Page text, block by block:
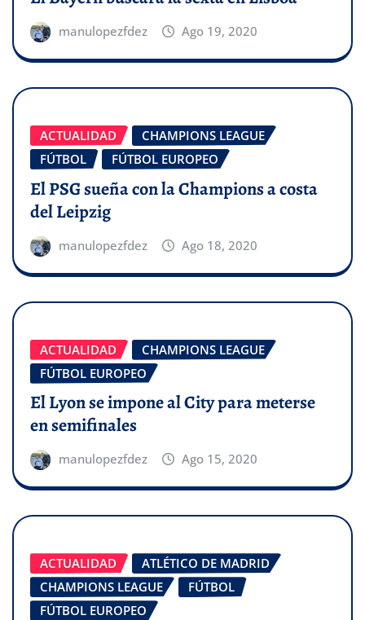
manulopezfdez Ago 19, 2020
ACTUALIDAD
CHAMPIONS LEAGUE
FÚTBOL
FÚTBOL EUROPEO
El PSG sueña con la Champions a costa
del Leipzig
manulopezfdez Ago 18, 2020
ACTUALIDAD
CHAMPIONS LEAGUE
FÚTBOL EUROPEO
El Lyon se impone al City para meterse
en semifinales
manulopezfdez Ago 15, 2020
ACTUALIDAD
ATLÉTICO DE MADRID
CHAMPIONS LEAGUE
FÚTBOL
FÚTBOL EUROPEO